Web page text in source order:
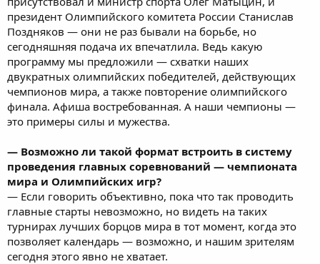
президент Олимпийского комитета России Станислав
Поздняков — они не раз бывали на борьбе, но
сегодняшняя подача их впечатлила. Ведь какую
программу мы предложили — схватки наших
двукратных олимпийских победителей, действующих
чемпионов мира, а также повторение олимпийского
финала. Афиша востребованная. А наши чемпионы —
это примеры силы и мужества.
— Возможно ли такой формат встроить в систему
проведения главных соревнований — чемпионата
мира и Олимпийских игр?
— Если говорить объективно, пока что так проводить
главные старты невозможно, но видеть на таких
турнирах лучших борцов мира в тот момент, когда это
позволяет календарь — возможно, и нашим зрителям
сегодня этого явно не хватает.